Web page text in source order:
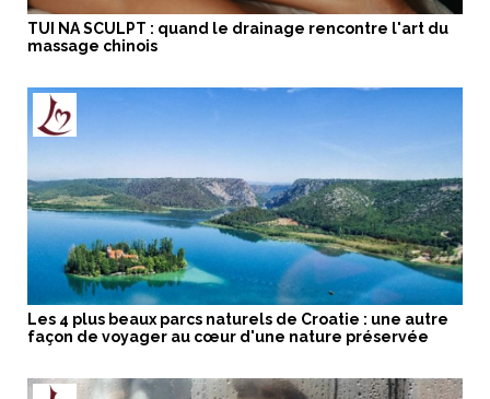
TUI NA SCULPT : quand le drainage rencontre l'art du
massage chinois
Les 4 plus beaux parcs naturels de Croatie : une autre
façon de voyager au cœur d'une nature préservée